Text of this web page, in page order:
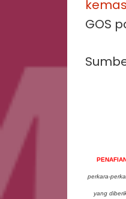
GOS
perkara-
yang